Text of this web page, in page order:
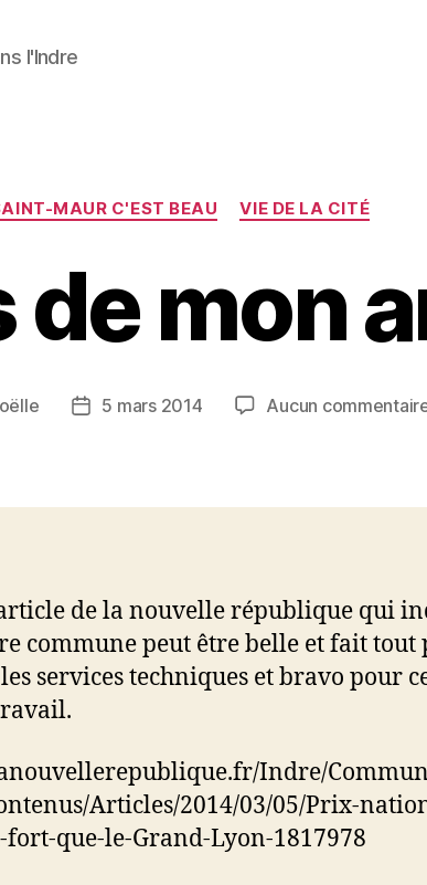
l'Indre
Catégories
MAUR C'EST BEAU VIE DE LA CITÉ
de mon
Date5 mars 2014 Aucun
de la nouvelle république qui
commune peut être belle et fait tout
services techniques et bravo pour
Indre/
Articles/2014/03/05/Prix-
que-le-Grand-Lyon-1817978